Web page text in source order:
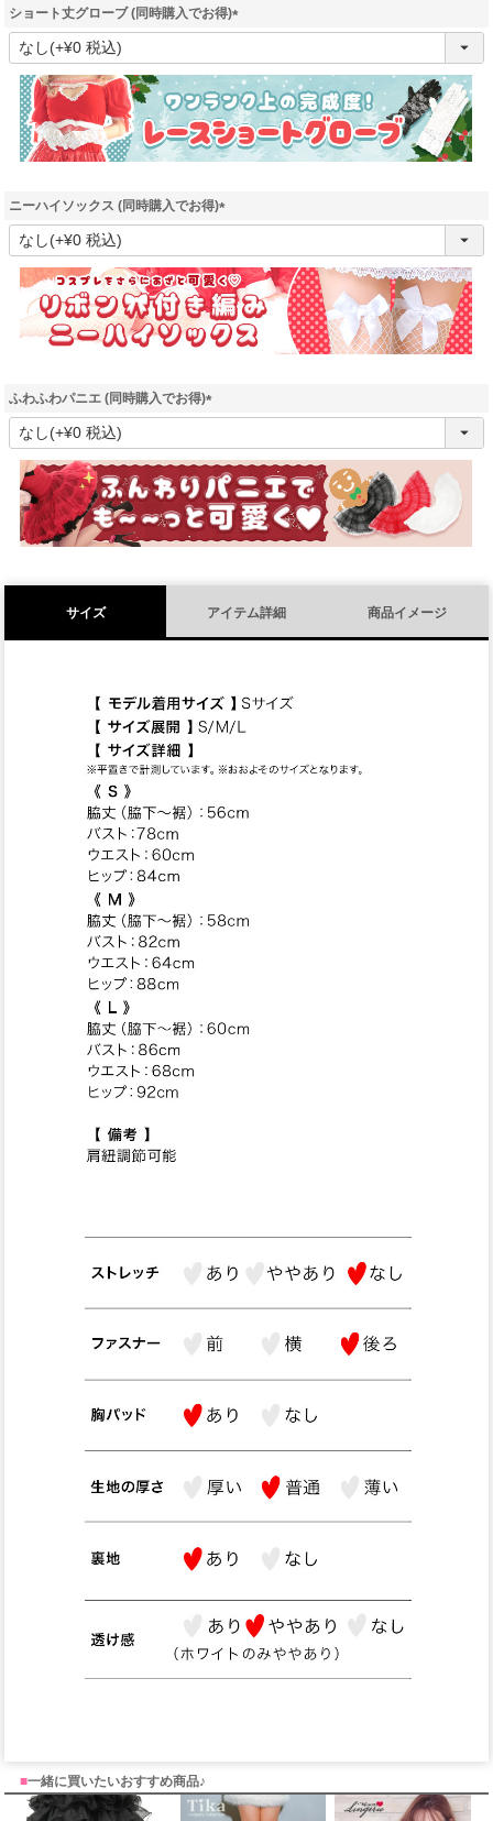
ショート丈グローブ (同時購入でお得)
(
須
)
ニーハイソックス (同時購入でお得)
(
須
)
ふわふわパニエ (同時購入でお得)
(
須
)
サイズ アイテム詳細 商品イメージ
■一緒に買いたいおすすめ商品♪